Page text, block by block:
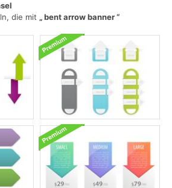
die mit
bent arrow banner